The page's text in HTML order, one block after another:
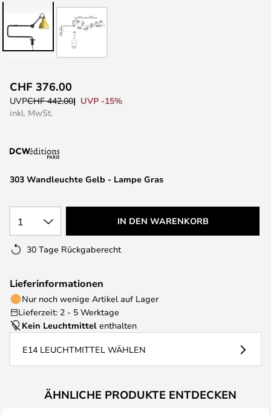
Anfang
der
303 Wandleuchte Gelb - Lampe Gras
CHF 376.00
UVPCHF 442.00
UVP -15%
inkl. MwSt.
1 IN DEN WARENKORB
30 Tage Rückgaberecht
Lieferinformationen
Nur noch wenige Artikel auf Lager
Lieferzeit: 2 - 5 Werktage
Kein Leuchtmittel enthalten
E14 LEUCHTMITTEL WÄHLEN
ÄHNLICHE PRODUKTE ENTDECKEN